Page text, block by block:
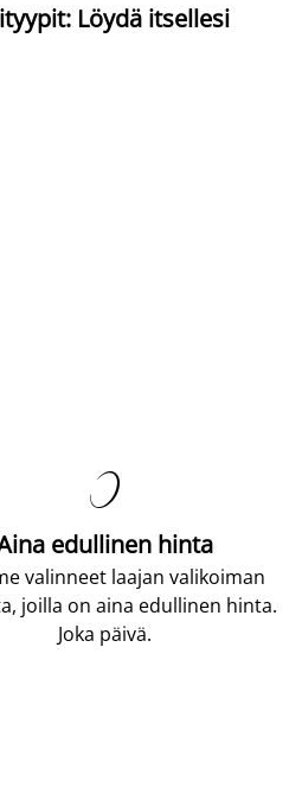
Löydä itsellesi

edullinen hinta
valinneet laajan valikoiman
joilla on aina edullinen hinta.
Joka päivä.